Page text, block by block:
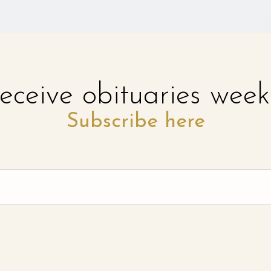
obituaries
Subscribe here